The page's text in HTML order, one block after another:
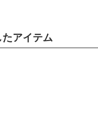
たアイテム